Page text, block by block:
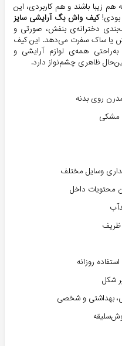
زیبا باشند و هم کاربردی، این
بودی!کیف واش بگ آرایشی سایز
دخترانه‌ی بنفش، صورتی و
یا ساک سفرت می‌دهد. این کیف
همه‌ی لوازم آرایشی و
ظاهری چشم‌نواز دارد.
روی بدنه
مشکی
وسایل مختلف
محتویات داخل
ظریف
روزانه
شکل
بهداشتی و شخصی